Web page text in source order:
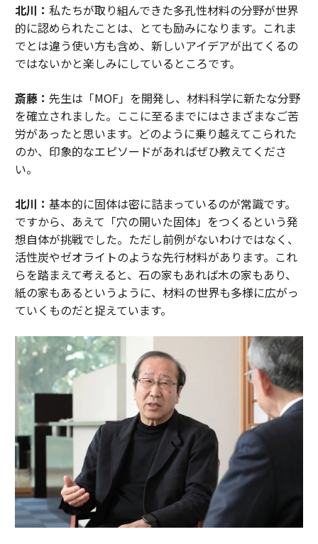
北川： 私たちが取り組んできた多孔性材料の分野が世界
的に認められたことは、とても励みになります。これま
でとは違う使い方も含め、新しいアイデアが出てくるの
ではないかと楽しみにしているところです。
斎藤： 先生は「MOF」を開発し、材料科学に新たな分野
を確立されました。ここに至るまでにはさまざまなご苦
労があったと思います。どのように乗り越えてこられた
のか、印象的なエピソードがあればぜひ教えてくださ
い。
北川： 基本的に固体は密に詰まっているのが常識です。
ですから、あえて「穴の開いた固体」をつくるという発
想自体が挑戦でした。ただし前例がないわけではなく、
活性炭やゼオライトのような先行材料があります。これ
らを踏まえて考えると、石の家もあれば木の家もあり、
紙の家もあるというように、材料の世界も多様に広がっ
ていくものだと捉えています。